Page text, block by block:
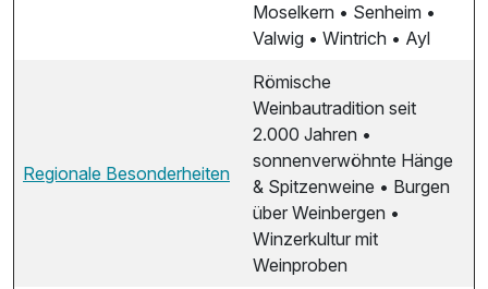
Moselkern • Senheim •
Valwig • Wintrich • Ayl
Regionale Besonderheiten
Römische
Weinbautradition seit
2.000 Jahren •
sonnenverwöhnte Hänge
& Spitzenweine • Burgen
über Weinbergen •
Winzerkultur mit
Weinproben